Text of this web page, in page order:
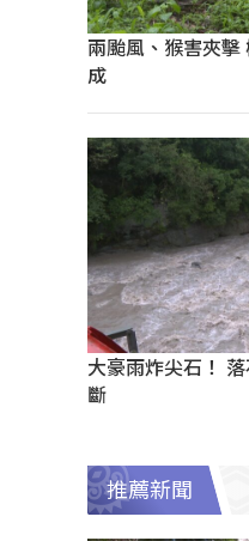
兩颱風、猴害夾擊
成
大豪雨炸尖石！
斷
推薦新聞